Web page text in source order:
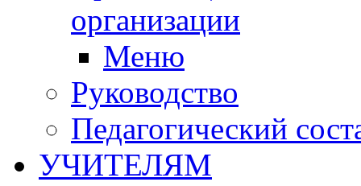
организации
Меню
Руководство
Педагогический
УЧИТЕЛЯМ